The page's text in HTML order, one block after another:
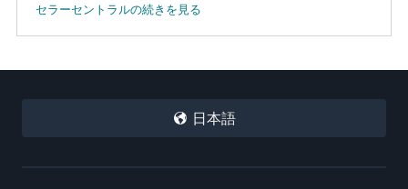
セラーセントラルの続きを見る
日本語